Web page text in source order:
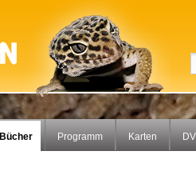
Bücher Programm Karten